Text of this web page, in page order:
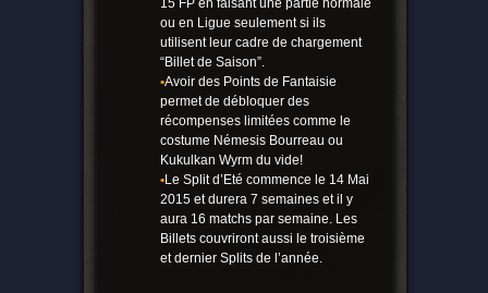
15 FP en faisant une partie normale
ou en Ligue seulement si ils
utilisent leur cadre de chargement
“Billet de Saison”.
•Avoir des Points de Fantaisie
permet de débloquer des
récompenses limitées comme le
costume Némesis Bourreau ou
Kukulkan Wyrm du vide!
•Le Split d’Eté commence le 14 Mai
2015 et durera 7 semaines et il y
aura 16 matchs par semaine. Les
Billets couvriront aussi le troisième
et dernier Splits de l’année.